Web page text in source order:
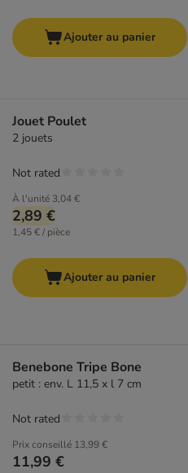
Ajouter au panier
Jouet Poulet
2 jouets
À l'unité 3,04 €
2,89 €
1,45 € / pièce
Not rated
Ajouter au panier
Benebone Tripe Bone
petit : env. L 11,5 x l 7 cm
Prix conseillé 13,99 €
11,99 €
Not rated